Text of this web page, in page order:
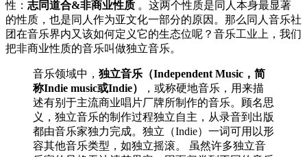
性： 志同道合&非商业性质 。这两个性质是同人本身最显著
的性质，也是同人作为亚文化一部分的原因。那么同人音乐社
团在音乐界内又该如何定义它的生态位呢？音乐工业上，我们
把非商业性质的音乐叫做独立音乐。
音乐领域中， 独立音乐（Independent Music，简
称Indie music或Indie）
，或称硬地音乐，用来描
述有别于主流商业唱片厂牌所制作的音乐。顾名思
义，独立音乐的制作过程独立自主，从录音到出版
都由音乐家独力完成。独立（Indie）一词可用以形
容其他音乐类型，如独立摇滚。 虽然许多独立音